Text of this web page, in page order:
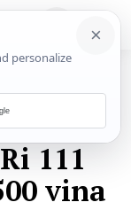
111
vina